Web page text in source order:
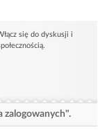
się do dyskusji i
zalogowanych".